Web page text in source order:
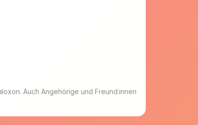
Auch Angehörige und Freund:innen